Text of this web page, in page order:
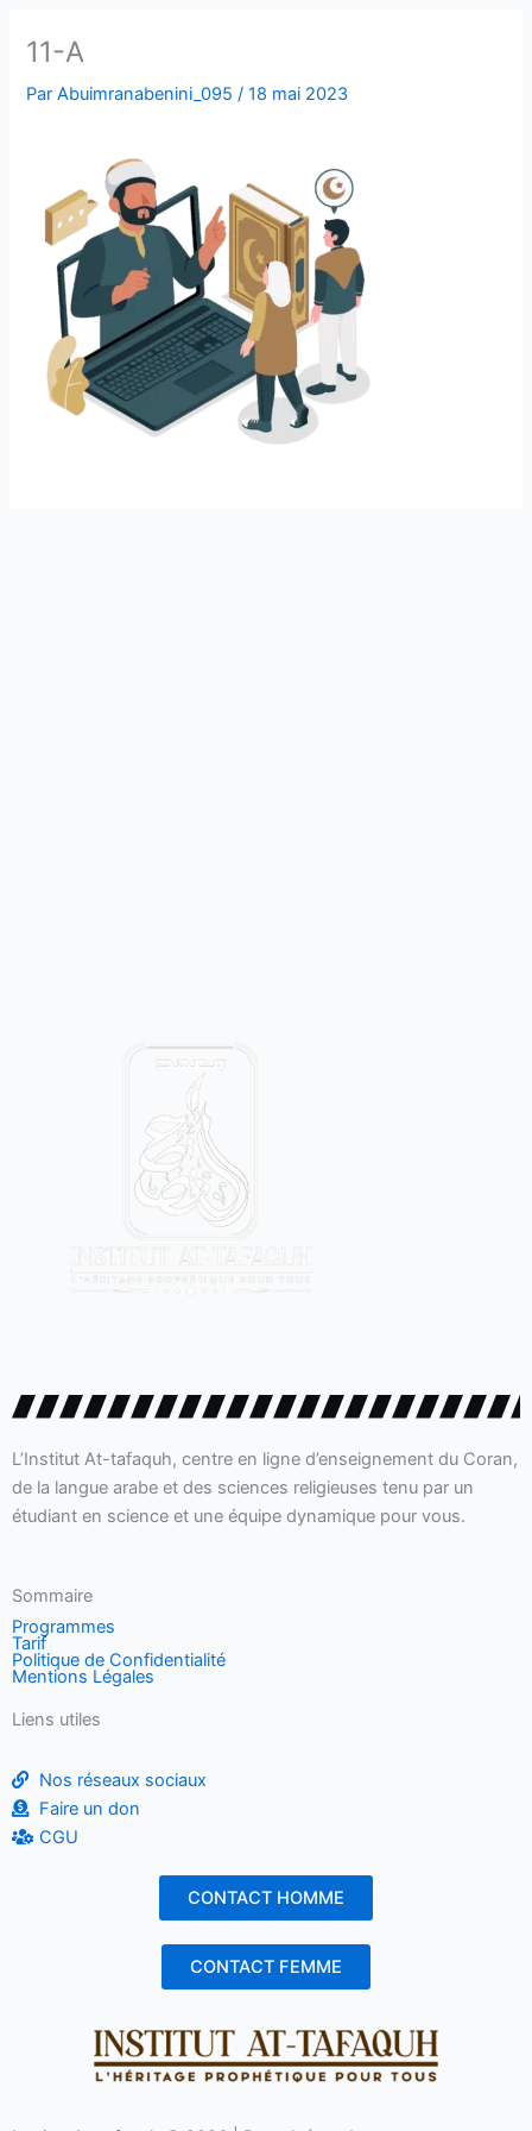
11-A
ParAbuimranabenini_095/18 mai 2023
L’Institut At-tafaquh, centre en ligne d’enseignement du Coran,
de la langue arabe et des sciences religieuses tenu par un
étudiant en science et une équipe dynamique pour vous.
Sommaire
Programmes
Tarif
Politique de Confidentialité
Mentions Légales
Liens utiles
Nos réseaux sociaux
Faire un don
CGU
CONTACT HOMME
CONTACT FEMME